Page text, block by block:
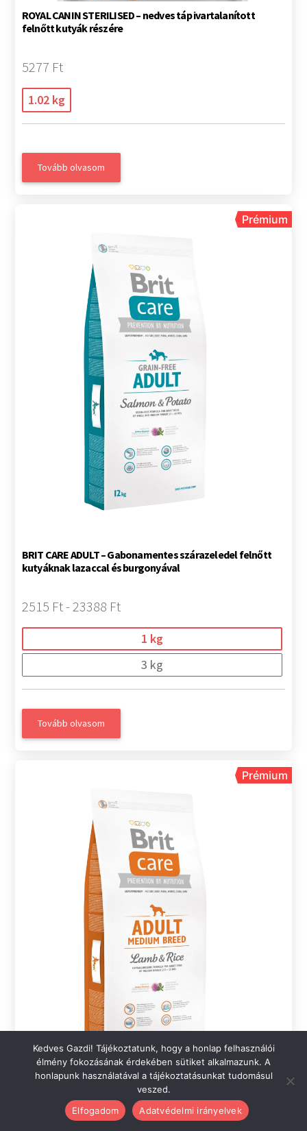
ROYAL CANIN STERILISED – nedves táp ivartalanított
felnőtt kutyák részére
5277 Ft
1.02 kg
Tovább olvasom
Prémium
BRIT CARE ADULT – Gabonamentes szárazeledel felnőtt
kutyáknak lazaccal és burgonyával
2515 Ft - 23388 Ft
1 kg
3 kg
Tovább olvasom
Prémium
BRIT CARE ADULT MEDIUM BREED – Hipoallergén
szárazeledel közepes testű kutyáknak báránnyal és rizzsel
Kedves Gazdi! Tájékoztatunk, hogy a honlap felhasználói
élmény fokozásának érdekében sütiket alkalmazunk. A
honlapunk használatával a tájékoztatásunkat tudomásul
veszed.
Elfogadom
Adatvédelmi irányelvek